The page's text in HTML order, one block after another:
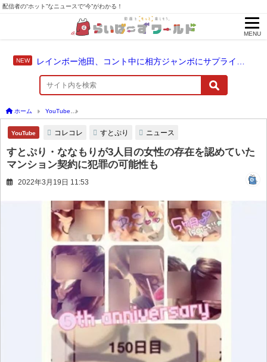
配信者の“ホット”なニュースで“今”がわかる！
MENU
ホーム YouTube
YouTube コレコレ すとぷり ニュース
すとぷり・ななもりが3人目の女性の存在を認めていた
マンション契約に犯罪の可能性も
2022年3月19日 11:53